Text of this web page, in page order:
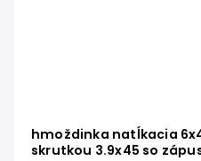
hmoždinka natĺkacia
skrutkou 3.9x45 so